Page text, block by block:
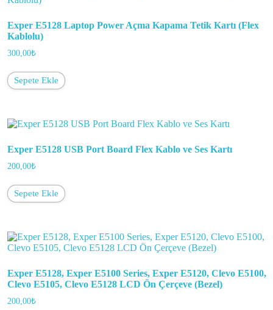
Exper E5128 Laptop Power Açma Kapama Tetik Kartı (Flex
Kablolu)
300,00₺
Sepete Ekle
Exper E5128 USB Port Board Flex Kablo ve Ses Kartı
200,00₺
Sepete Ekle
Exper E5128, Exper E5100 Series, Exper E5120, Clevo E5100,
Clevo E5105, Clevo E5128 LCD Ön Çerçeve (Bezel)
200,00₺